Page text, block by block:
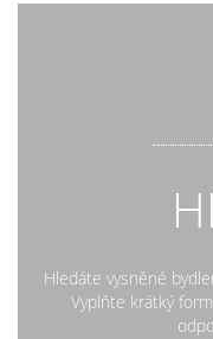
Hledáte vysněné
Vyplňte krátký